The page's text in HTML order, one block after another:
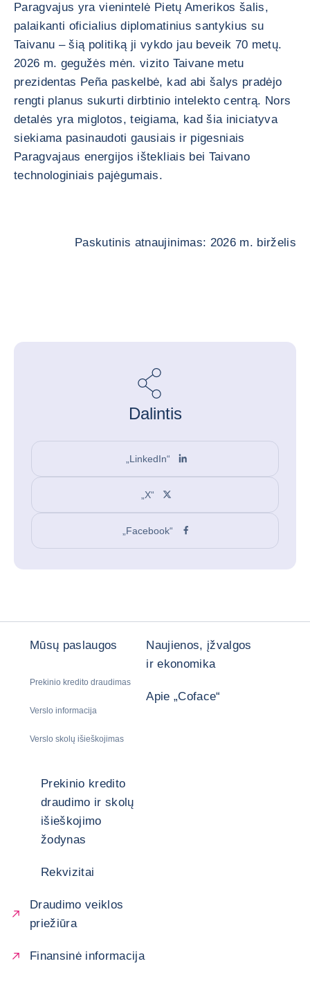
Paragvajus yra vienintelė Pietų Amerikos šalis,
palaikanti oficialius diplomatinius santykius su
Taivanu – šią politiką ji vykdo jau beveik 70 metų.
2026 m. gegužės mėn. vizito Taivane metu
prezidentas Peña paskelbė, kad abi šalys pradėjo
rengti planus sukurti dirbtinio intelekto centrą. Nors
detalės yra miglotos, teigiama, kad šia iniciatyva
siekiama pasinaudoti gausiais ir pigesniais
Paragvajaus energijos ištekliais bei Taivano
technologiniais pajėgumais.
Paskutinis atnaujinimas: 2026 m. birželis
Dalintis
„LinkedIn“
„X“
„Facebook“
Mūsų paslaugos
Prekinio kredito draudimas
Verslo informacija
Verslo skolų išieškojimas
Naujienos, įžvalgos
ir ekonomika
Apie „Coface“
Prekinio kredito
draudimo ir skolų
išieškojimo
žodynas
Rekvizitai
Draudimo veiklos
priežiūra
Finansinė informacija